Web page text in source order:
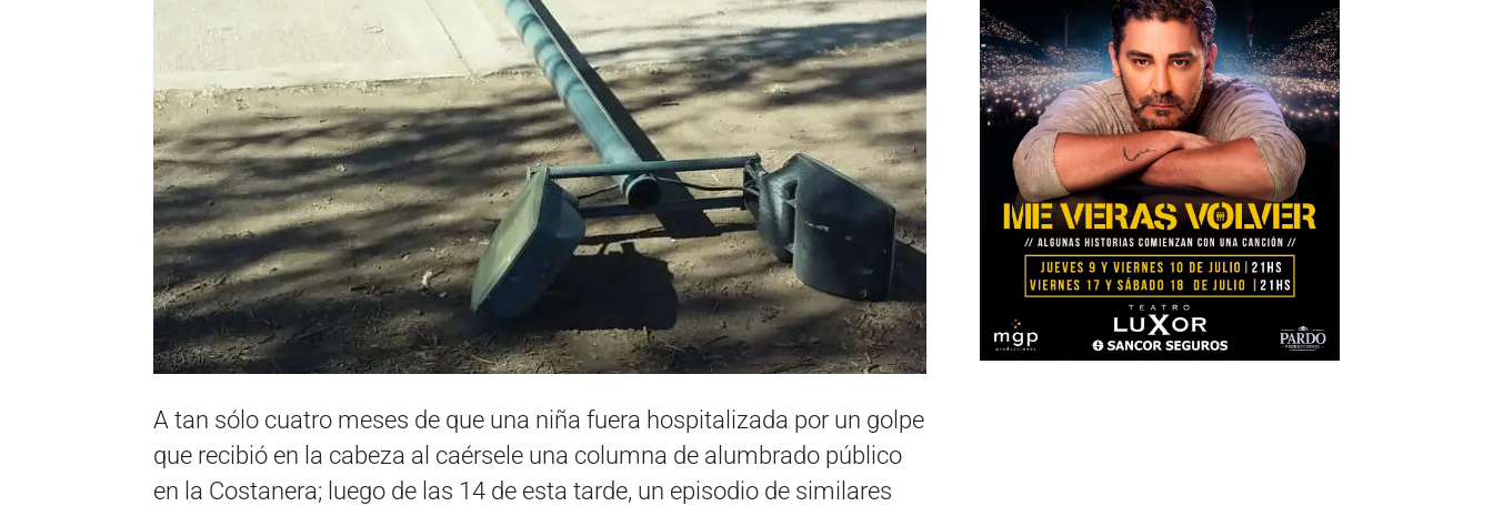
A tan sólo cuatro meses de que una niña fuera hospitalizada por un golpe
que recibió en la cabeza al caérsele una columna de alumbrado público
en la Costanera; luego de las 14 de esta tarde, un episodio de similares